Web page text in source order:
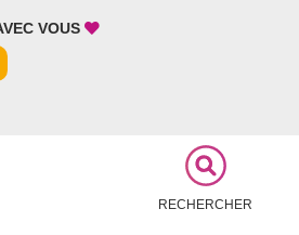
VOUS
RECHERCHER